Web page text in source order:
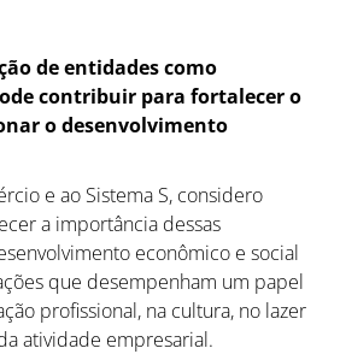
de entidades como
contribuir para fortalecer o
o desenvolvimento
e ao Sistema S, considero
a importância dessas
econômico e social
que desempenham um papel
profissional, na cultura, no lazer
atividade empresarial.